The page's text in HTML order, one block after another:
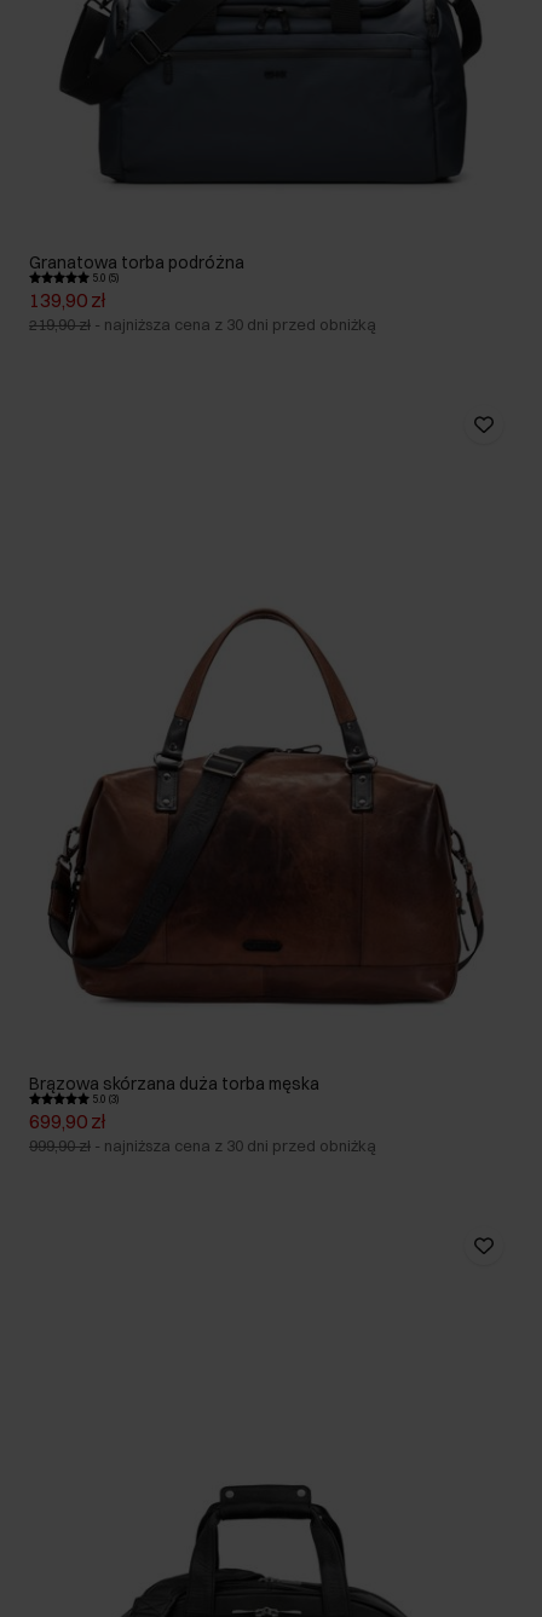
Granatowa torba podróżna
5.0 (5)
139,90 zł
219,90 zł - najniższa cena z 30 dni przed obniżką
Brązowa skórzana duża torba męska
5.0 (3)
699,90 zł
999,90 zł - najniższa cena z 30 dni przed obniżką